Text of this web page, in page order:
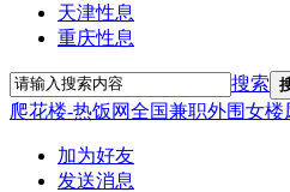
天津性息
重庆性息
搜索
爬花楼-热饭网全国兼职外围女楼
加为好友
发送消息